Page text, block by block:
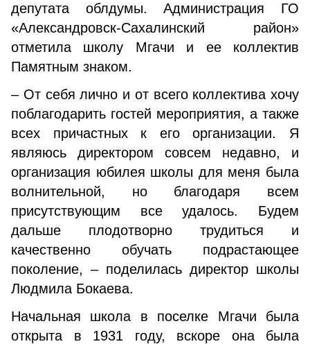
депутата облдумы. Администрация ГО
«Александровск-Сахалинский район»
отметила школу Мгачи и ее коллектив
Памятным знаком.
– От себя лично и от всего коллектива хочу
поблагодарить гостей мероприятия, а также
всех причастных к его организации. Я
являюсь директором совсем недавно, и
организация юбилея школы для меня была
волнительной, но благодаря всем
присутствующим все удалось. Будем
дальше плодотворно трудиться и
качественно обучать подрастающее
поколение, – поделилась директор школы
Людмила Бокаева.
Начальная школа в поселке Мгачи была
открыта в 1931 году, вскоре она была